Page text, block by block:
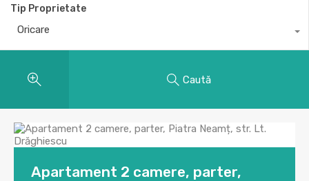
Tip Proprietate
Oricare
Caută
Apartament 2 camere, parter,